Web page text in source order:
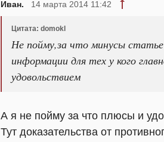
Иван. 14 марта 2014 11:42
Цитата: domokl
Не пойму,за что минусы
информации для тех у кого
удовольствием
А я не пойму за что плюсы и
Тут доказательства от